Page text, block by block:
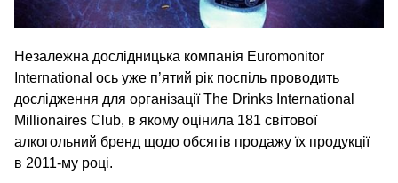
Незалежна дослідницька компанія Euromonitor
International ось уже п’ятий рік поспіль проводить
дослідження для організації The Drinks International
Millionaires Club, в якому оцінила 181 світової
алкогольний бренд щодо обсягів продажу їх продукції
в 2011-му році.